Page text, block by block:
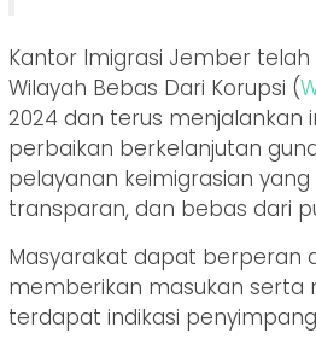
Kantor Imigrasi Jember
Wilayah Bebas Dari Korupsi (
2024 dan terus menjalankan
perbaikan berkelanjutan
pelayanan keimigrasian
transparan, dan bebas dari
Masyarakat dapat berperan
memberikan masukan serta
terdapat indikasi